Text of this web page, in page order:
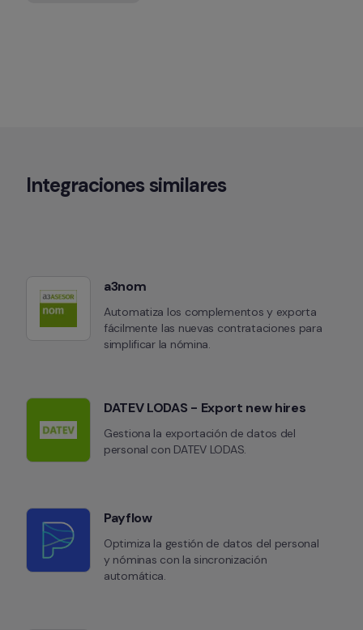
Integraciones similares
a3nom
Automatiza los complementos y exporta
fácilmente las nuevas contrataciones para
simplificar la nómina.
DATEV LODAS - Export new hires
Gestiona la exportación de datos del
personal con DATEV LODAS.
Payflow
Optimiza la gestión de datos del personal
y nóminas con la sincronización
automática.